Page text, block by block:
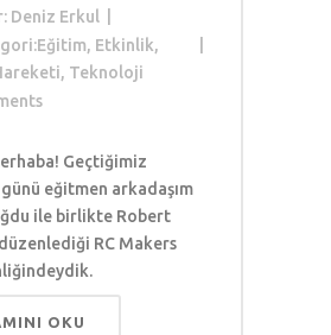
Deniz Erkul
Eğitim, Etkinlik,
, Teknoloji
Geçtiğimiz
eğitmen arkadaşım
ile birlikte Robert
RC Makers
OKU